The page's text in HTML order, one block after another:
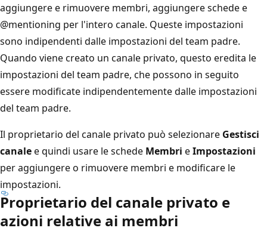
aggiungere e rimuovere membri, aggiungere schede e
@mentioning per l'intero canale. Queste impostazioni
sono indipendenti dalle impostazioni del team padre.
Quando viene creato un canale privato, questo eredita le
impostazioni del team padre, che possono in seguito
essere modificate indipendentemente dalle impostazioni
del team padre.
Il proprietario del canale privato può selezionare Gestisci
canalee quindi usare le schede Membri eImpostazioni
per aggiungere o rimuovere membri e modificare le
impostazioni.
Proprietario del canale privato e
azioni relative ai membri